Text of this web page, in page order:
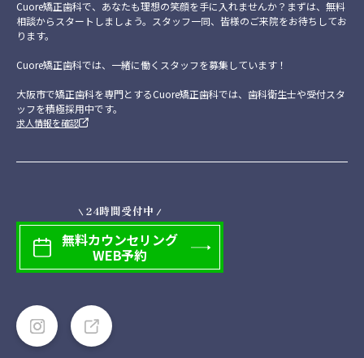
Cuore矯正歯科で、あなたも理想の笑顔を手に入れませんか？まずは、無料
相談からスタートしましょう。スタッフ一同、皆様のご来院をお待ちしてお
ります。
Cuore矯正歯科では、一緒に働くスタッフを募集しています！
大阪市で矯正歯科を専門とするCuore矯正歯科では、歯科衛生士や受付スタ
ッフを積極採用中です。
求人情報を確認
24時間受付中
無料カウンセリング
WEB予約
イ
矯